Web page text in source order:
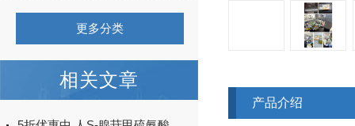
更多分类
相关文章
产品介绍